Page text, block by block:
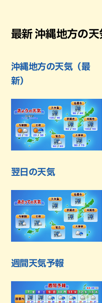
最新 沖縄地方の天
沖縄地方の天気（最
新）
翌日の天気
週間天気予報